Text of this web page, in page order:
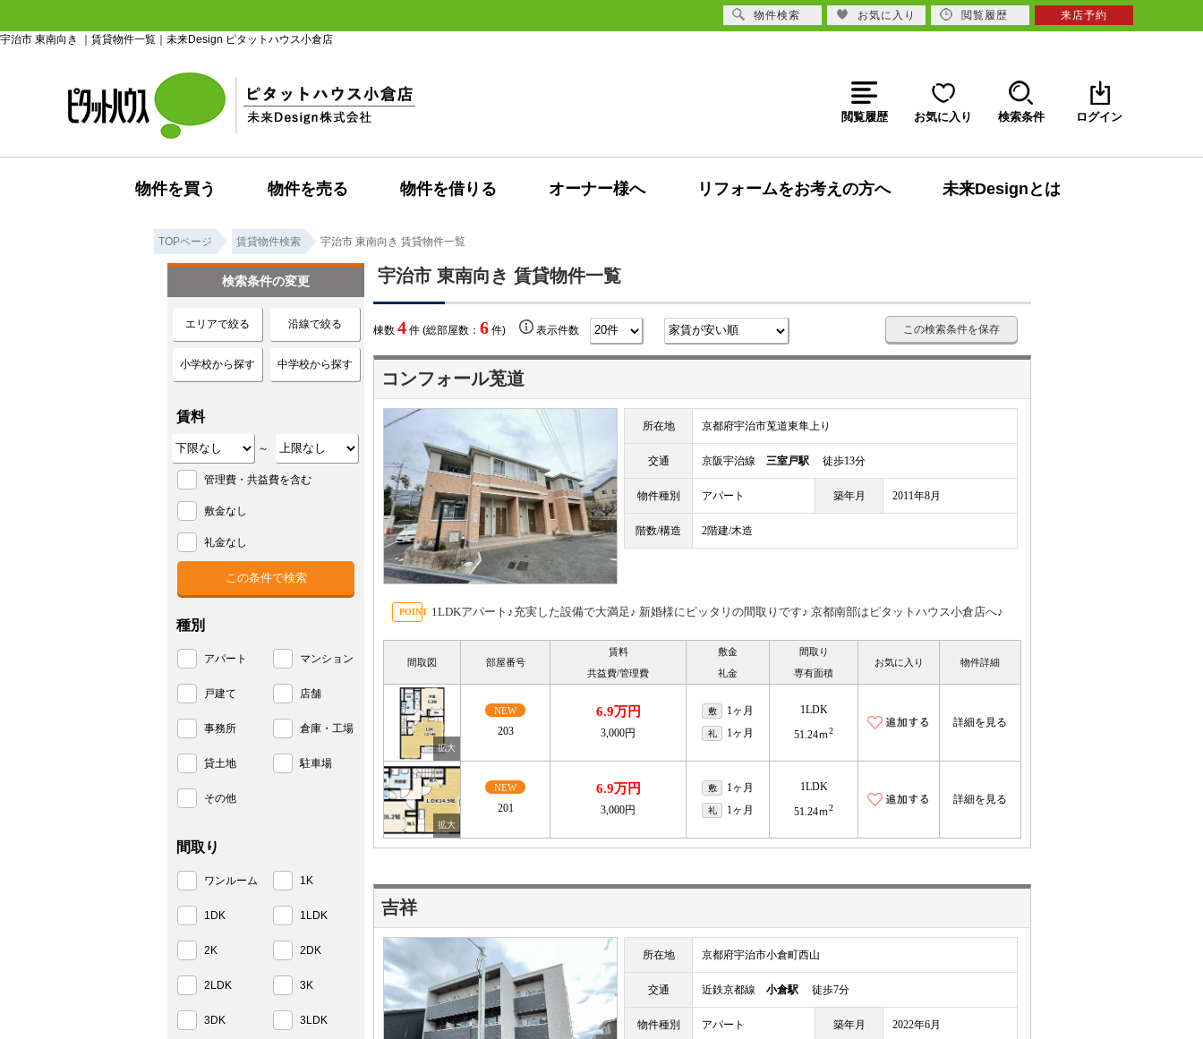
宇治市 東南向き ｜賃貸物件一覧｜未来Design ピタットハウス小倉店
閲覧履歴 お気に入り 検索条件 ログイン
物件を買う 物件を売る 物件を借りる オーナー様へ リフォームをお考えの方へ 未来Designとは
TOPページ 賃貸物件検索 宇治市 東南向き 賃貸物件一覧
宇治市 東南向き 賃貸物件一覧
棟数 4 件 (総部屋数： 6 件) 表示件数 この検索条件を保存
コンフォール莵道
所在地 京都府宇治市莵道東隼上り
交通 京阪宇治線 三室戸駅 徒歩13分
物件種別 アパート 築年月 2011年8月
階数/構造 2階建/木造
1LDKアパート♪充実した設備で大満足♪ 新婚様にピッタリの間取りです♪ 京都南部はピタットハウス小倉店へ♪
間取図 部屋番号
賃料
共益費/管理費
敷金
礼金
間取り
専有面積
お気に入り 物件詳細
NEW
203
6.9万円
3,000円
敷 1ヶ月
礼 1ヶ月
1LDK
51.24ｍ2
詳細を見る
NEW
201
6.9万円
3,000円
敷 1ヶ月
礼 1ヶ月
1LDK
51.24ｍ2
詳細を見る
吉祥
所在地 京都府宇治市小倉町西山
交通 近鉄京都線 小倉駅 徒歩7分
物件種別 アパート 築年月 2022年6月
検索条件の変更
エリアで絞る 沿線で絞る
小学校から探す 中学校から探す
賃料
～
管理費・共益費を含む
敷金なし
礼金なし
種別
アパート マンション
戸建て 店舗
事務所 倉庫・工場
貸土地 駐車場
その他
間取り
ワンルーム 1K
1DK 1LDK
2K 2DK
2LDK 3K
3DK 3LDK
物件検索 お気に入り 閲覧履歴 来店予約